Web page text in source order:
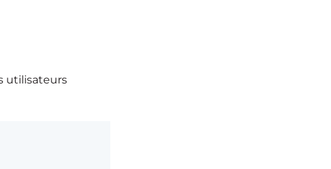
utilisateurs